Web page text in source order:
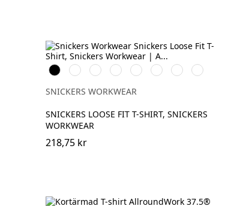
Svart Vit StålgråGrå
melerad
MarinblåKhakigrön
LjusbrunStenblå
SNICKERS WORKWEAR
SNICKERS LOOSE FIT T-SHIRT, SNICKERS
WORKWEAR
218,75 kr